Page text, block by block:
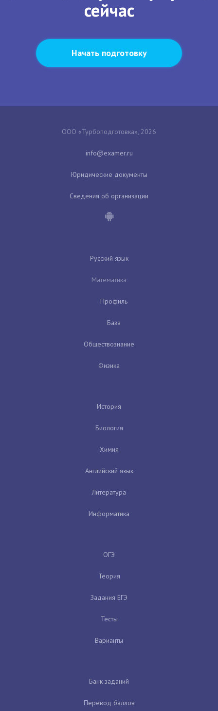
сейчас
Начать подготовку
ООО «Турбоподготовка», 2026
Юридические документы
Сведения об организации
Русский язык
Математика
Профиль
База
Обществознание
Физика
История
Биология
Химия
Английский язык
Литература
Информатика
ОГЭ
Теория
Задания ЕГЭ
Тесты
Варианты
Банк заданий
Перевод баллов